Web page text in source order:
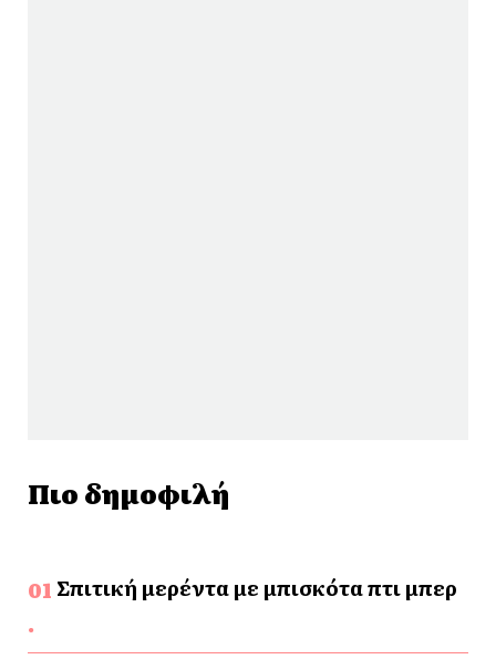
Πιο δημοφιλή
Σπιτική μερέντα με μπισκότα πτι μπερ